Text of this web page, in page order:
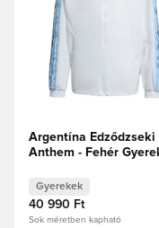
Argentína Edződzseki
Anthem - Fehér
Gyerekek
40 990 Ft
Sok méretben kapható